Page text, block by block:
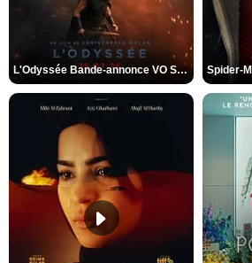
L'Odyssée Bande-annonce VO STFR